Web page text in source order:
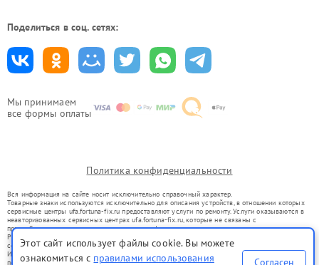
Мы принимаем
все формы оплаты
Поделиться в соц. сетях:
Политика конфиденциальности
Вся информация на сайте носит исключительно справочный характер.
Товарные знаки используются исключительно для описания устройств, в отношении которых
сервисные центры ufa.fortuna-fix.ru предоставляют услуги по ремонту. Услуги оказываются в
неавторизованных сервисных центрах ufa.fortuna-fix.ru, которые не связаны с
правообладателями товарных знаков или их официальными представителями.
Ремонт осуществляется для устройств, уже введенных в гражданский оборот в соответствии
со статьей 1487 ГК РФ.
Использование товарных знаков не преследует цели индивидуализации услуг или введения
потребителей в заблуждение, а служит для информирования о предоставляемых услугах по
Этот сайт использует файлы cookie. Вы можете
ознакомиться с правилами использования Согласен